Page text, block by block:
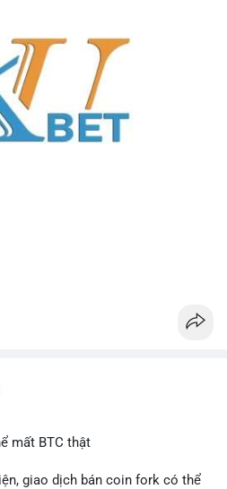
mất BTC thật
giao dịch bán coin fork có thể